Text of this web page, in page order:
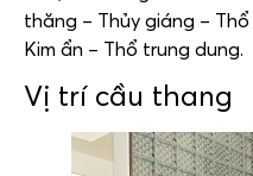
thăng – Thủy giáng –
Kim ẩn – Thổ trung dung.
Vị trí cầu thang